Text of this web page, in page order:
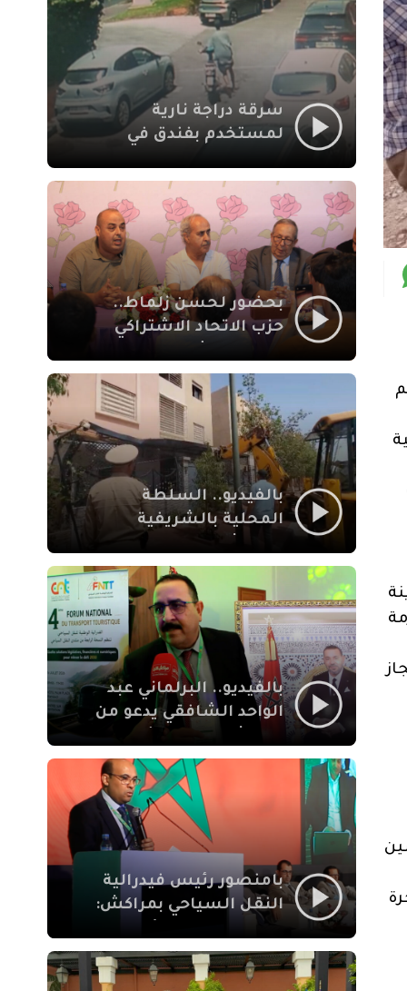
الفاسي بمراكش
سرقة دراجة نارية
لمستخدم بفندق في
بمراكش
بحضور لحسن زلماط..
حزب الاتحاد الاشتراكي
مقراً بمقاطعة سيدي
يوسف بن علي مراكش
بالفيديو.. السلطة
المحلية بالشريفية
بنايات غير قانونية بإقامة
الإيمان
بالفيديو.. البرلماني عبد
الواحد الشافقي يدعو من
النقل السياحي لمواكبة
بامنصور رئيس فيدرالية
النقل السياحي بمراكش:
والاصلاح التشريعي
ركيزتان أساسيتان لكسب